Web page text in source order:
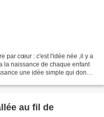
par cœur : c'est l'idée née ,il y a
la naissance de chaque enfant
une idée simple qui donne
au fil de